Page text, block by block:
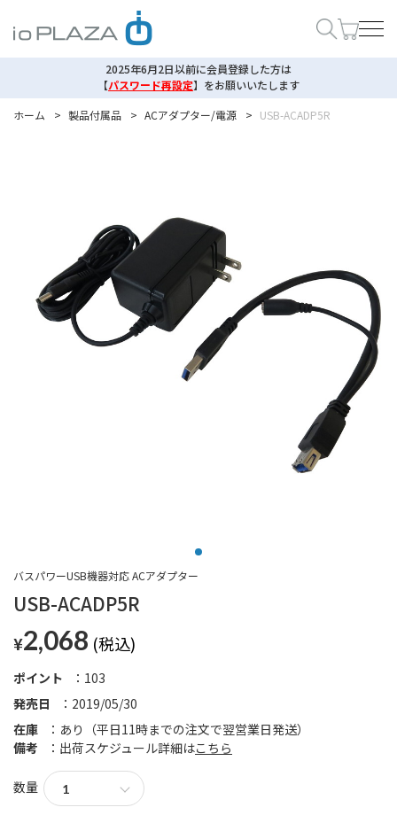
2025年6月2日以前に会員登録した方は
【パスワード再設定】 をお願いいたします
ホーム
> 製品付属品 > ACアダプター/電源 > USB-ACADP5R
USB-ACADP5R
バスパワーUSB機器対応 ACアダプター
¥2,068
発売日 2019/05/30
ポイント 103
在庫
あり（平日11時までの注文で翌営業日発送）
備考
出荷スケジュール詳細はこちら
数量